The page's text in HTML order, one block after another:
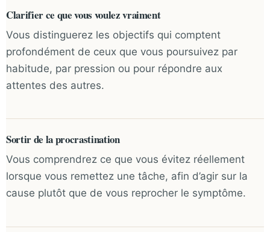
Clarifier ce que vous voulez vraiment
Vous distinguerez les objectifs qui comptent
profondément de ceux que vous poursuivez par
habitude, par pression ou pour répondre aux
attentes des autres.
Sortir de la procrastination
Vous comprendrez ce que vous évitez réellement
lorsque vous remettez une tâche, afin d’agir sur la
cause plutôt que de vous reprocher le symptôme.